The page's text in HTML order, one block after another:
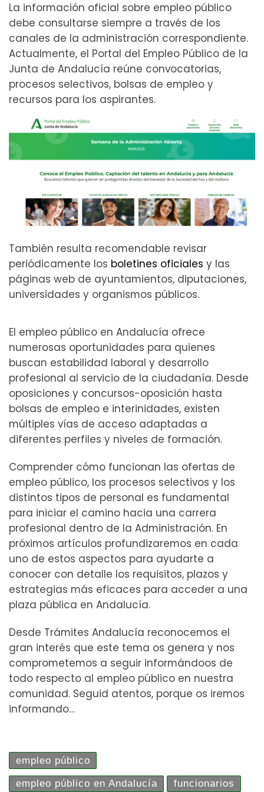
La información oficial sobre empleo público
debe consultarse siempre a través de los
canales de la administración correspondiente.
Actualmente, el Portal del Empleo Público de la
Junta de Andalucía reúne convocatorias,
procesos selectivos, bolsas de empleo y
recursos para los aspirantes.
También resulta recomendable revisar
periódicamente los boletines oficiales y las
páginas web de ayuntamientos, diputaciones,
universidades y organismos públicos.
El empleo público en Andalucía ofrece
numerosas oportunidades para quienes
buscan estabilidad laboral y desarrollo
profesional al servicio de la ciudadanía. Desde
oposiciones y concursos-oposición hasta
bolsas de empleo e interinidades, existen
múltiples vías de acceso adaptadas a
diferentes perfiles y niveles de formación.
Comprender cómo funcionan las ofertas de
empleo público, los procesos selectivos y los
distintos tipos de personal es fundamental
para iniciar el camino hacia una carrera
profesional dentro de la Administración. En
próximos artículos profundizaremos en cada
uno de estos aspectos para ayudarte a
conocer con detalle los requisitos, plazos y
estrategias más eficaces para acceder a una
plaza pública en Andalucía.
Desde Trámites Andalucía reconocemos el
gran interés que este tema os genera y nos
comprometemos a seguir informándoos de
todo respecto al empleo público en nuestra
comunidad. Seguid atentos, porque os iremos
informando…
empleo público
empleo público en Andalucía funcionarios